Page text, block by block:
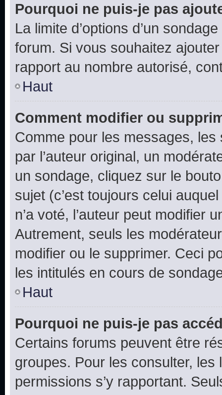
Pourquoi ne puis-je pas
La limite d’options d’un
forum. Si vous souhaitez
rapport au nombre autorisé,
Haut
Comment modifier ou
Comme pour les messages,
par l’auteur original, un
un sondage, cliquez sur le
sujet (c’est toujours celui
n’a voté, l’auteur peut modifier
Autrement, seuls les
modifier ou le supprimer. Ceci
les intitulés en cours de
Haut
Pourquoi ne puis-je pas
Certains forums peuvent être
groupes. Pour les consulter,
permissions s’y rapportant.